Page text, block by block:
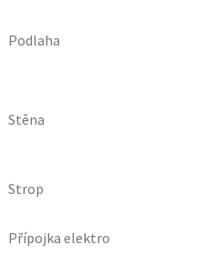
Podlaha
Stěna
Strop
Přípojka elektro